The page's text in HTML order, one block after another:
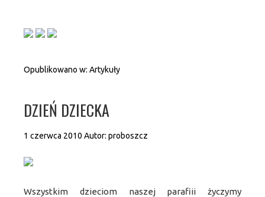
Opublikowano w: Artykuły
DZIEŃ DZIECKA
1 czerwca 2010 Autor: proboszcz
Wszystkim dzieciom naszej parafiii życzymy